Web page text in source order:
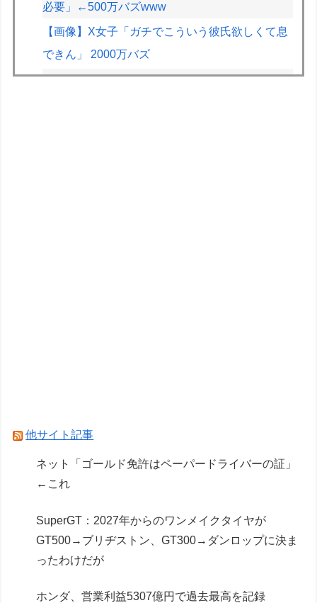
必要」←500万バズwww
【画像】X女子「ガチでこういう彼氏欲しくて息
できん」 2000万バズ
ドラクエのゼシカとかいう人気キャラwww
他サイト記事
ネット「ゴールド免許はペーパードライバーの証」
←これ
SuperGT：2027年からのワンメイクタイヤが
GT500→ブリヂストン、GT300→ダンロップに決ま
ったわけだが
ホンダ、営業利益5307億円で過去最高を記録